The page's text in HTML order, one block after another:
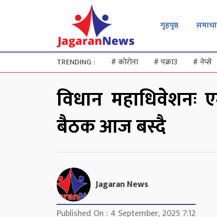
गृहपृष्ठ
TRENDING : #कोरोना #पक्राउ #नेप्से
विधान महाधिवेशनः
बैठक आज बस्दै
Jagaran News
Published On : 4 September, 2025 7:12